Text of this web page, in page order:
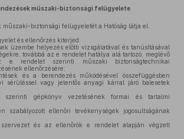
műszaki-biztonsági felügyelete
műszaki-biztonsági felügyeletét a Hatóság látja el.
és ellenőrzés kiterjed:
üzembe helyezés előtti vizsgálatával és tanúsításával
továbbá az e rendelet hatálya alá tartozó, meglévő
e rendelet szerinti műszaki biztonságtechnikai
ellenőrzésére;
és a berendezés működésével összefüggésben
sérüléssel vagy jelentős anyagi kárral járó balesetek
gépkönyv vezetésének formai és tartalmi
szabályozott ellenőri tevékenységek jogosultságának
és az ellenőrök e rendelet alapján végzett